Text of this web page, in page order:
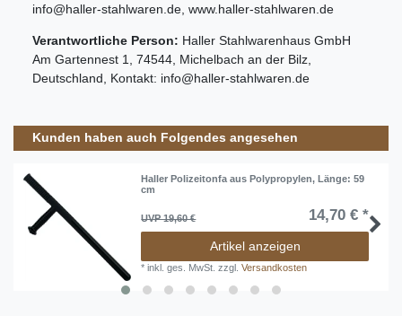
info@haller-stahlwaren.de www.haller-stahlwaren.de
Verantwortliche Person: Haller Stahlwarenhaus GmbH
Am Gartennest 1 74544 Michelbach an der Bilz
Deutschland , Kontakt: info@haller-stahlwaren.de
Kunden haben auch Folgendes angesehen
Haller Polizeitonfa aus Polypropylen, Länge: 59
cm
UVP 19,60 € 14,70 € *
Artikel anzeigen
*inkl. ges. MwSt. zzgl.Versandkosten